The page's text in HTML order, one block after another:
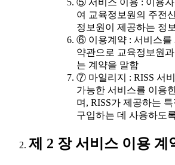
⑤ 서비스 이용 : 이용
여 교육정보원의 주전
정보원이 제공하는 정
⑥ 이용계약 : 서비스를
약관으로 교육정보원
는 계약을 말함
⑦ 마일리지 : RISS 서
가능한 서비스를 이용
며, RISS가 제공하는
구입하는 데 사용하도
제 2 장 서비스 이용 계